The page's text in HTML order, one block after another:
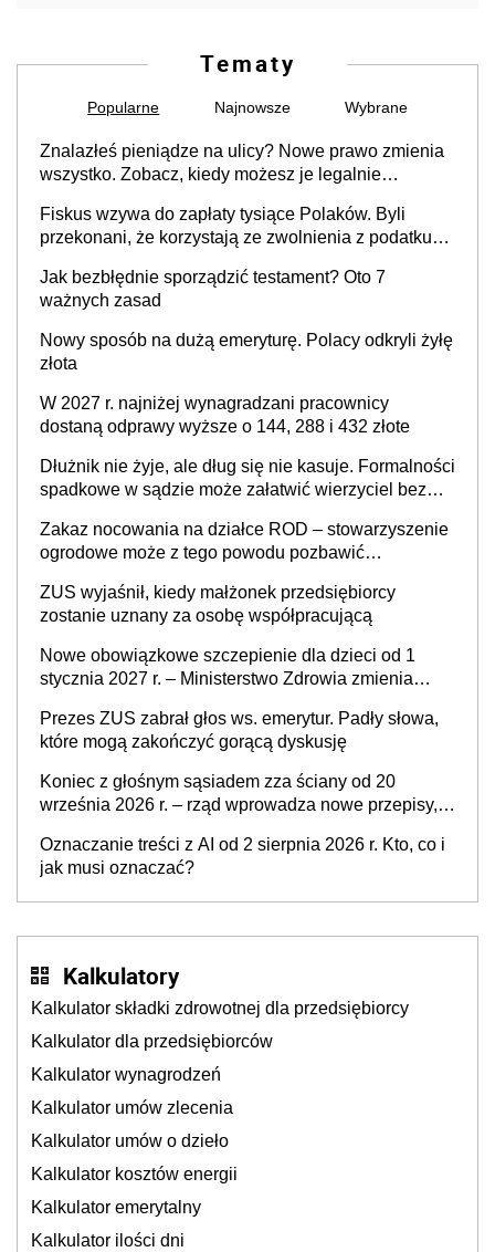
Tematy
Popularne Najnowsze Wybrane
Znalazłeś pieniądze na ulicy? Nowe prawo zmienia
wszystko. Zobacz, kiedy możesz je legalnie
Fiskus wzywa do zapłaty tysiące Polaków. Byli
przekonani, że korzystają ze zwolnienia z podatku
Jak bezbłędnie sporządzić testament? Oto 7
ważnych zasad
Nowy sposób na dużą emeryturę. Polacy odkryli żyłę
złota
W 2027 r. najniżej wynagradzani pracownicy
dostaną odprawy wyższe o 144, 288 i 432 złote
Dłużnik nie żyje, ale dług się nie kasuje. Formalności
spadkowe w sądzie może załatwić wierzyciel bez
Zakaz nocowania na działce ROD – stowarzyszenie
ogrodowe może z tego powodu pozbawić
dzierżawę)?
ZUS wyjaśnił, kiedy małżonek przedsiębiorcy
zostanie uznany za osobę współpracującą
Nowe obowiązkowe szczepienie dla dzieci od 1
stycznia 2027 r. – Ministerstwo Zdrowia zmienia
Prezes ZUS zabrał głos ws. emerytur. Padły słowa,
które mogą zakończyć gorącą dyskusję
Koniec z głośnym sąsiadem zza ściany od 20
września 2026 r. – rząd wprowadza nowe przepisy,
Oznaczanie treści z AI od 2 sierpnia 2026 r. Kto, co i
jak musi oznaczać?
Kalkulatory
Kalkulator składki zdrowotnej dla przedsiębiorcy
Kalkulator dla przedsiębiorców
Kalkulator wynagrodzeń
Kalkulator umów zlecenia
Kalkulator umów o dzieło
Kalkulator kosztów energii
Kalkulator emerytalny
Kalkulator ilości dni